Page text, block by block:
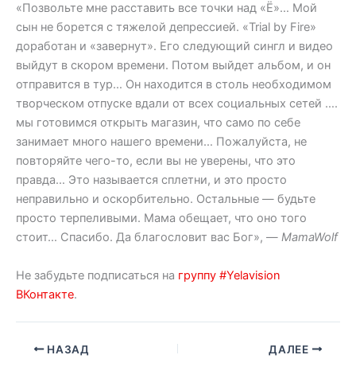
«Позвольте мне расставить все точки над «Ё»… Мой
сын не борется с тяжелой депрессией. «Trial by Fire»
доработан и «завернут». Его следующий сингл и видео
выйдут в скором времени. Потом выйдет альбом, и он
отправится в тур… Он находится в столь необходимом
творческом отпуске вдали от всех социальных сетей ….
мы готовимся открыть магазин, что само по себе
занимает много нашего времени… Пожалуйста, не
повторяйте чего-то, если вы не уверены, что это
правда… Это называется сплетни, и это просто
неправильно и оскорбительно. Остальные — будьте
просто терпеливыми. Мама обещает, что оно того
стоит… Спасибо. Да благословит вас Бог», — MamaWolf
Не забудьте подписаться на группу #Yelavision
ВКонтакте.
НАЗАД ДАЛЕЕ